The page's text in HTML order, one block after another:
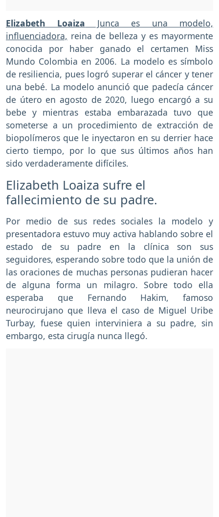
Elizabeth Loaiza Junca es una modelo,
influenciadora, reina de belleza y es mayormente
conocida por haber ganado el certamen Miss
Mundo Colombia en 2006. La modelo es símbolo
de resiliencia, pues logró superar el cáncer y tener
una bebé. La modelo anunció que padecía cáncer
de útero en agosto de 2020, luego encargó a su
bebe y mientras estaba embarazada tuvo que
someterse a un procedimiento de extracción de
biopolímeros que le inyectaron en su derrier hace
cierto tiempo, por lo que sus últimos años han
sido verdaderamente difíciles.
Elizabeth Loaiza sufre el
fallecimiento de su padre.
Por medio de sus redes sociales la modelo y
presentadora estuvo muy activa hablando sobre el
estado de su padre en la clínica son sus
seguidores, esperando sobre todo que la unión de
las oraciones de muchas personas pudieran hacer
de alguna forma un milagro. Sobre todo ella
esperaba que Fernando Hakim, famoso
neurocirujano que lleva el caso de Miguel Uribe
Turbay, fuese quien interviniera a su padre, sin
embargo, esta cirugía nunca llegó.